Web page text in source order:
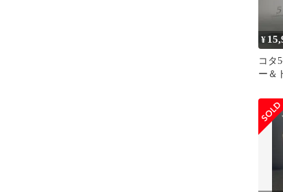
¥
コタ
ー＆